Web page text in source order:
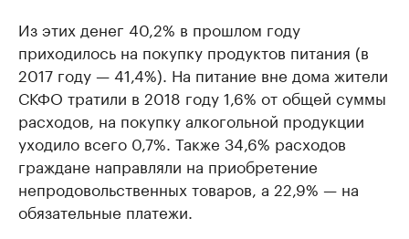
Из этих денег 40,2% в прошлом году
приходилось на покупку продуктов питания (в
2017 году — 41,4%). На питание вне дома жители
СКФО тратили в 2018 году 1,6% от общей суммы
расходов, на покупку алкогольной продукции
уходило всего 0,7%. Также 34,6% расходов
граждане направляли на приобретение
непродовольственных товаров, а 22,9% — на
обязательные платежи.